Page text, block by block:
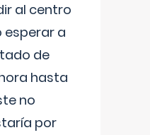
al centro
esperar a
de
hasta
no
por